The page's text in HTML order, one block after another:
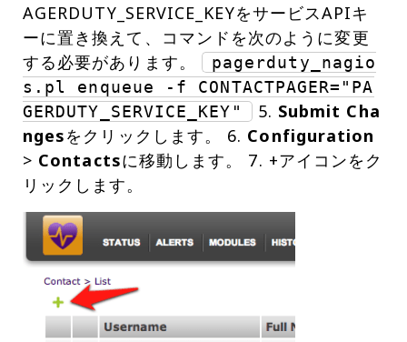
AGERDUTY_SERVICE_KEYをサービスAPIキ
ーに置き換えて、コマンドを次のように変更
する必要があります。
pagerduty_nagio
s.pl enqueue -f CONTACTPAGER="PA
GERDUTY_SERVICE_KEY"
5. Submit Cha
ngesをクリックします。 6. Configuration
> Contactsに移動します。 7. +アイコンをク
リックします。